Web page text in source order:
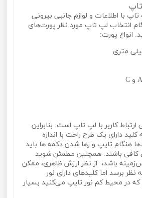
با اطلاعات و لوازم جانبی بیرونی
انتخاب لپ تاپ مورد نظر پورت‌های
انواع پورت:
کاربر با لپ تاپ است. بنابراین
دارای یک طرح راحت با اندازه
هنگام تایپ و رها شدن دکمه‌ ها باید
کافی باشند. همچنین مطمئن شوید
باشد، از نظر ارزش ظاهری، ممکن
برسد اما کلیدهای دارای نور
در محیط کم نور تایپ می‌کنید بسیار